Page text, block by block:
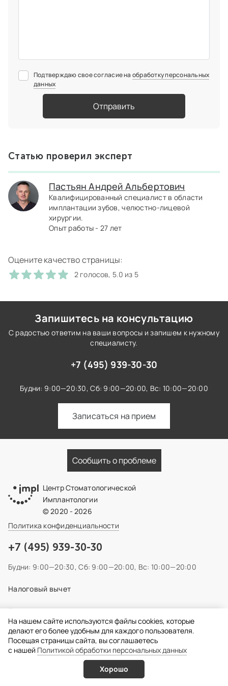
Подтверждаю свое согласие на обработку персональных
данных
Отправить
Статью проверил эксперт
Пастьян Андрей Альбертович
Квалифицированный специалист в области
имплантации зубов, челюстно-лицевой
хирургии.
Опыт работы - 27 лет
Оцените качество страницы:
2 голосов, 5.0 из 5
Запишитесь на консультацию
С радостью ответим на ваши вопросы и запишем к нужному
специалисту.
+7 (495) 939-30-30
Будни: 9:00—20:30, Сб: 9:00—20:00, Вс: 10:00—20:00
Записаться на прием
Сообщить о проблеме
Центр Стоматологической
Имплантологии
© 2020 - 2026
Политика конфиденциальности
+7 (495) 939-30-30
Будни: 9:00—20:30, Сб: 9:00—20:00, Вс: 10:00—20:00
Налоговый вычет
Наши группы в соцсетях:
Правовая информация
Информация, представленная на сайте носит
ознакомительный характер и не может быть использована
На нашем сайте используются файлы cookies, которые
делают его более удобным для каждого пользователя.
Посещая страницы сайта, вы соглашаетесь
c нашей Политикой обработки персональных данных
Хорошо
Онлайн запись